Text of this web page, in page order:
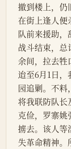
撤到楼上，仍
在街上逢人便
队前来援助，
战斗结束，总
余间，拉去牲
迨至6月1日
园追剿。不料
将我联防队长
克俭，罗寨姚
掳去。该人等
失革命精神。